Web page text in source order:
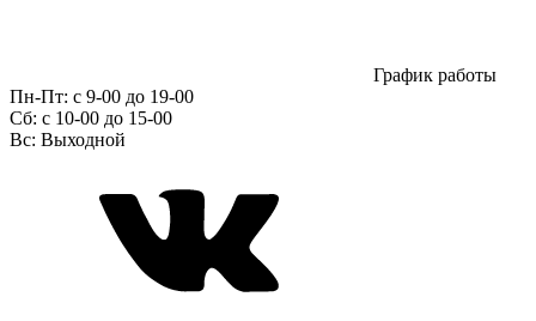
График работы
Пн-Пт: с 9-00 до 19-00
Сб: c 10-00 до 15-00
Вс: Выходной